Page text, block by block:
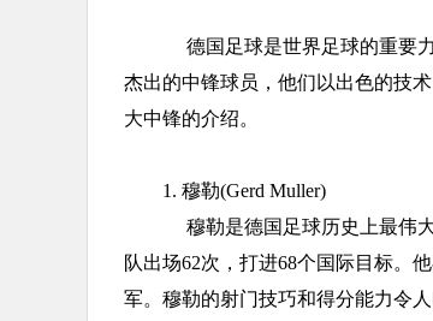
德国足球是世界足球的重要力
杰出的中锋球员，他们以出色的技
大中锋的介绍。
1. 穆勒(Gerd Muller)
穆勒是德国足球历史上最伟大
队出场62次，打进68个国际目标。
军。穆勒的射门技巧和得分能力令